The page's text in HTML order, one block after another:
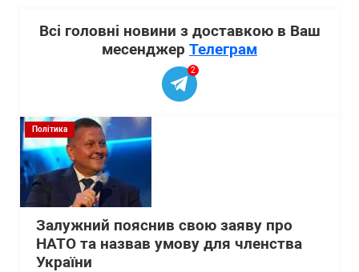
Всі головні новини з доставкою в Ваш
месенджер Телеграм
2
Політика
Залужний пояснив свою заяву про
НАТО та назвав умову для членства
України